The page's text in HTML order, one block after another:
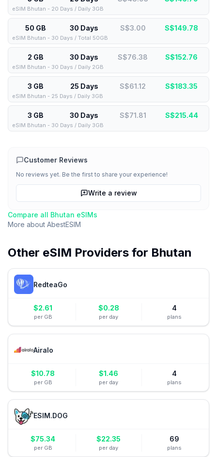
eSIM Bhutan - 20 Days / Daily 3GB
50 GB 30 Days S$3.00 S$149.78
eSIM Bhutan - 30 Days / Total 50GB
2 GB 30 Days S$76.38 S$152.76
eSIM Bhutan - 30 Days / Daily 2GB
3 GB 25 Days S$61.12 S$183.35
eSIM Bhutan - 25 Days / Daily 3GB
3 GB 30 Days S$71.81 S$215.44
eSIM Bhutan - 30 Days / Daily 3GB
Customer Reviews
No reviews yet. Be the first to share your experience!
Write a review
Compare all Bhutan eSIMs
More about AbestESIM
Other eSIM Providers for Bhutan
RedteaGo
$2.61
per GB
$0.28
per day
4
plans
Airalo
$10.78
per GB
$1.46
per day
4
plans
ESIM.DOG
$75.34
per GB
$22.35
per day
69
plans